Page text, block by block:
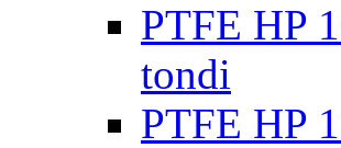
PTFE HP
tondi
PTFE HP